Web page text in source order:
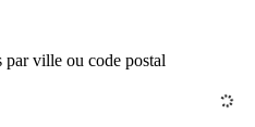
par ville ou code postal